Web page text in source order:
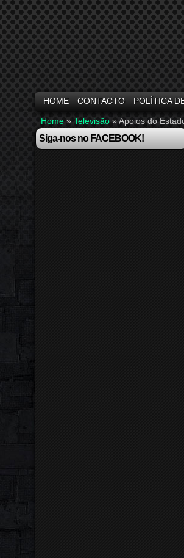
HOME CONTACTO POLÍTICA
Home » Televisão »Apoios do
Siga-nos no FACEBOOK!